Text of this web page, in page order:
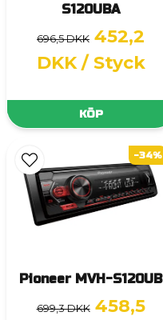
S120UBA
696,5 DKK 452,2
DKK / Styck
KÖP
Pioneer MVH-S120UB
699,3 DKK 458,5
-34%